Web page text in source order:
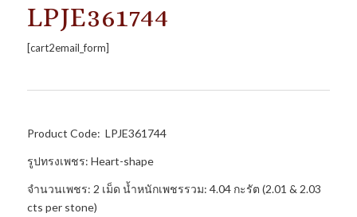
LPJE361744
[cart2email_form]
Product Code: LPJE361744
รูปทรงเพชร: Heart-shape
จำนวนเพชร: 2 เม็ด น้ำหนักเพชรรวม: 4.04 กะรัต (2.01 & 2.03
cts per stone)